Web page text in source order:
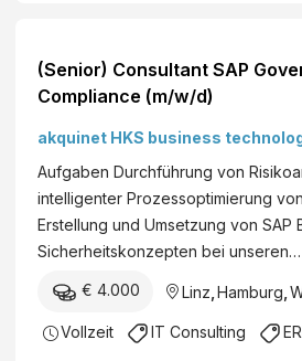
(Senior) Consultant SAP
Compliance (m/w/d)
akquinet HKS business
Aufgaben Durchführung von
intelligenter Prozessoptimierung
Erstellung und Umsetzung von SAP
Sicherheitskonzepten bei unseren…
€ 4.000 Linz Hamburg
Vollzeit IT Consulting